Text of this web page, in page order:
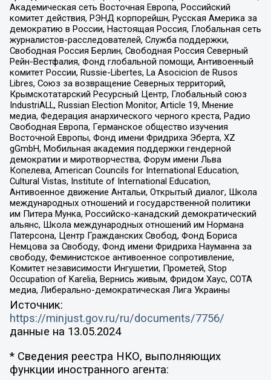
Академическая сеть Восточная Европа, Российский
комитет действия, РЭНД корпорейшн, Русская Америка за
демократию в России, Настоящая Россия, Глобальная сеть
журналистов-расследователей, Служба поддержки,
Свободная Россия Берлин, Свободная Россия Северный
Рейн-Вестфалия, Фонд глобальной помощи, Антивоенный
комитет России, Russie-Libertes, La Asocicion de Rusos
Libres, Союз за возвращение Северных территорий,
Крымскотатарский Ресурсный Центр, Глобальный союз
IndustriALL, Russian Election Monitor, Article 19, Мнение
медиа, Федерация анархического черного креста, Радио
Свободная Европа, Германское общество изучения
Восточной Европы, Фонд имени Фридриха Эберта, XZ
gGmbH, Мобильная академия поддержки гендерной
демократии и миротворчества, Форум имени Льва
Копелева, American Councils for International Education,
Cultural Vistas, Institute of International Education,
Антивоенное движение Антальи, Открытый диалог, Школа
международных отношений и государственной политики
им Питера Мунка, Российско-канадский демократический
альянс, Школа международных отношений им Нормана
Патерсона, Центр Гражданских Свобод, Фонд Бориса
Немцова за Свободу, Фонд имени Фридриха Науманна за
свободу, Феминистское антивоенное сопротивление,
Комитет независимости Ингушетии, Прометей, Stop
Occupation of Karelia, Вернись живым, Фридом Хаус, СОТА
медиа, Либерально-демократическая Лига Украины
Источник:
https://minjust.gov.ru/ru/documents/7756/
данные на 13.05.2024
* Сведения реестра НКО, выполняющих
функции иностранного агента: